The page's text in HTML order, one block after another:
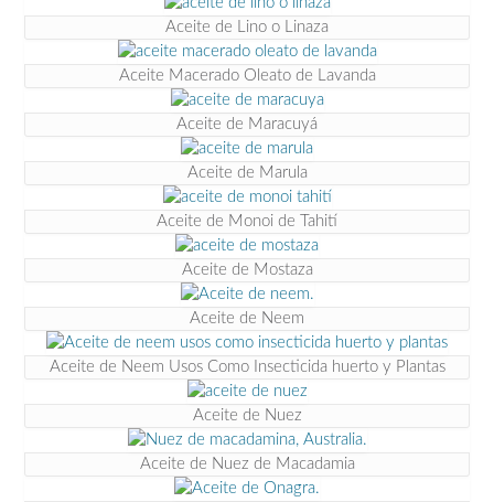
Aceite de Lino o Linaza
Aceite Macerado Oleato de Lavanda
Aceite de Maracuyá
Aceite de Marula
Aceite de Monoi de Tahití
Aceite de Mostaza
Aceite de Neem
Aceite de Neem Usos Como Insecticida huerto y Plantas
Aceite de Nuez
Aceite de Nuez de Macadamia